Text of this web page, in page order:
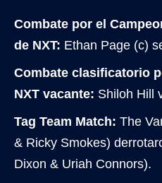
Combate por el
de NXT: Ethan Page (c)
Combate clasificatorio
NXT vacante: Shiloh Hill
Tag Team Match: The
& Ricky Smokes)
Dixon & Uriah Connors).